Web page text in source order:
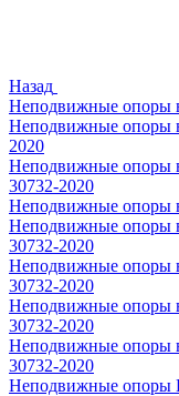
Назад
Неподвижные
Неподвижные
2020
Неподвижные
30732-2020
Неподвижные
Неподвижные
30732-2020
Неподвижные
30732-2020
Неподвижные
30732-2020
Неподвижные
30732-2020
Неподвижные опоры